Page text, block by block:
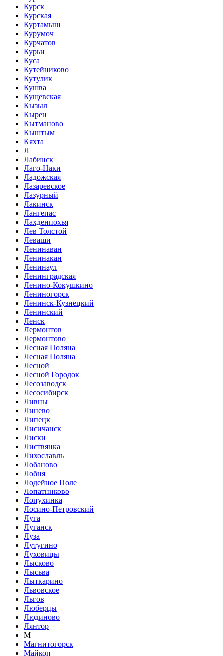
Курск
Курская
Куртамыш
Курумоч
Курчатов
Курьи
Куса
Кутейниково
Кутулик
Кушва
Кущевская
Кызыл
Кырен
Кытманово
Кыштым
Кяхта
Л
Лабинск
Лаго-Наки
Ладожская
Лазаревское
Лазурный
Лакинск
Лангепас
Лахденпохья
Лев Толстой
Леваши
Ленинаван
Ленинакан
Ленинаул
Ленинградская
Ленино-Кокушкино
Лениногорск
Ленинск-Кузнецкий
Ленинский
Ленск
Лермонтов
Лермонтово
Лесная Поляна
Лесная Поляна
Лесной
Лесной Городок
Лесозаводск
Лесосибирск
Ливны
Линево
Липецк
Лисичанск
Лиски
Листвянка
Лихославль
Лобаново
Лобня
Лодейное Поле
Лопатниково
Лопухинка
Лосино-Петровский
Луга
Луганск
Луза
Лутугино
Луховицы
Лысково
Лысьва
Лыткарино
Львовское
Льгов
Люберцы
Людиново
Лянтор
М
Магнитогорск
Майкоп